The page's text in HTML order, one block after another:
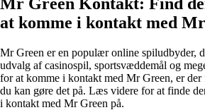
at komme i kontakt med
Mr Green er en populær online spiludbyder,
udvalg af casinospil, sportsvæddemål og
for at komme i kontakt med Mr Green, er der
du kan gøre det på. Læs videre for at finde
i kontakt med Mr Green på.